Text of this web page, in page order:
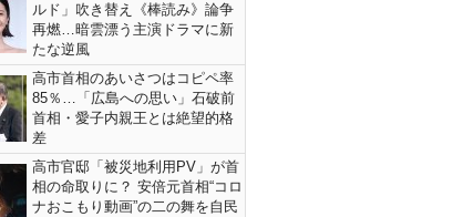
ルド」吹き替え《棒読み》論争
再燃…暗雲漂う主演ドラマに新
たな逆風
高市首相のあいさつはコピペ率
85％…「広島への思い」石破前
首相・愛子内親王とは絶望的格
差
高市官邸「被災地利用PV」が首
相の命取りに？ 安倍元首相“コロ
ナおこもり動画”の二の舞を自民